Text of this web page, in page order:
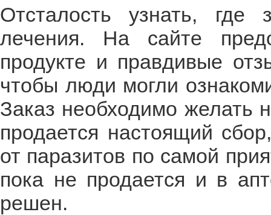
Отсталость узнать, где
лечения. На сайте
продукте и правдивые
чтобы люди могли
Заказ необходимо желать
продается настоящий
от паразитов по самой
пока не продается и в
решен.